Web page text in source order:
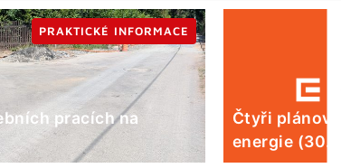
pracích na
PRAKTICKÉ INFORMACE
Čtyři
energie (30.